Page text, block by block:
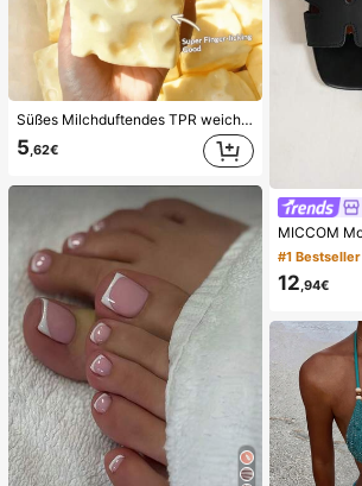
Süßes Milchduftendes TPR weiches quetschbares Dumpling-förmiges Stressabbau-Spielzeug, 5cm niedliches lustiges Quetsch-Stressabbau-Ornament, modisches praktisches Geschenk, geeignet für Geburtstag, Ostern, Halloween, Weihnachten und verschiedene Partygeschenke, stimmungsaufhellend
5,62€
#1 Bestseller
12,94€